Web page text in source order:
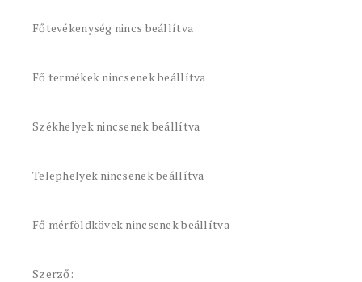
Főtevékenység nincs beállítva
Fő termékek nincsenek beállítva
Székhelyek nincsenek beállítva
Telephelyek nincsenek beállítva
Fő mérföldkövek nincsenek beállítva
Szerző: